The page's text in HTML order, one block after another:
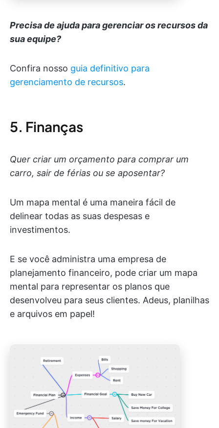
Precisa de ajuda para gerenciar os recursos da
sua equipe?
Confira nosso guia definitivo para
gerenciamento de recursos.
5. Finanças
Quer criar um orçamento para comprar um
carro, sair de férias ou se aposentar?
Um mapa mental é uma maneira fácil de
delinear todas as suas despesas e
investimentos.
E se você administra uma empresa de
planejamento financeiro, pode criar um mapa
mental para representar os planos que
desenvolveu para seus clientes. Adeus, planilhas
e arquivos em papel!